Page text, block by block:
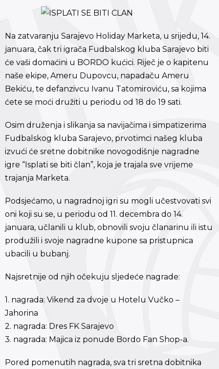
Na zatvaranju Sarajevo Holiday Marketa, u srijedu, 14.
januara, čak tri igrača Fudbalskog kluba Sarajevo biti
će vaši domaćini u BORDO kućici. Riječ je o kapitenu
naše ekipe, Ameru Dupovcu, napadaču Ameru
Bekiću, te defanzivcu Ivanu Tatomiroviću, sa kojima
ćete se moći družiti u periodu od 18 do 19 sati.
Osim druženja i slikanja sa navijačima i simpatizerima
Fudbalskog kluba Sarajevo, prvotimci našeg kluba
izvući će sretne dobitnike novogodišnje nagradne
igre “Isplati se biti član”, koja je trajala sve vrijeme
trajanja Marketa.
Podsjećamo, u nagradnoj igri su mogli učestvovati svi
oni koji su se, u periodu od 11. decembra do 14.
januara, učlanili u klub, obnovili svoju članarinu ili istu
produžili i svoje nagradne kupone sa pristupnica
ubacili u bubanj.
Najsretnije od njih očekuju sljedeće nagrade:
1. nagrada: Vikend za dvoje u Hotelu Vučko –
Jahorina
2. nagrada: Dres FK Sarajevo
3. nagrada: Majica iz ponude Bordo Fan Shop-a.
Pored pomenutih nagrada, sva tri sretna dobitnika